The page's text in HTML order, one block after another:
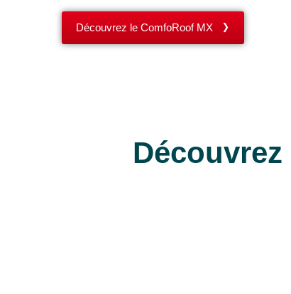
Découvrez le ComfoRoof MX